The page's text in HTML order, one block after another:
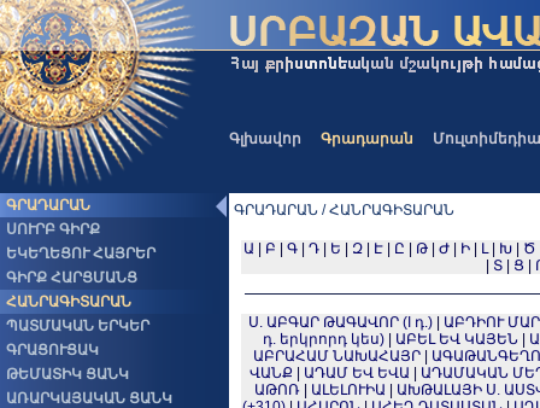
Գլխավոր Գրադարան Մուլտիմեդիա
ԳՐԱԴԱՐԱՆ
ՍՈՒՐԲ ԳԻՐՔ
ԵԿԵՂԵՑՈՒ ՀԱՅՐԵՐ
ԳԻՐՔ ՀԱՐՑՄԱՆՑ
ՀԱՆՐԱԳԻՏԱՐԱՆ
ՊԱՏՄԱԿԱՆ ԵՐԿԵՐ
ԳՐԱՑՈՒՑԱԿ
ԹԵՄԱՏԻԿ ՑԱՆԿ
ԱՌԱՐԿԱՅԱԿԱՆ ՑԱՆԿ
ԳՐԱԴԱՐԱՆ / ՀԱՆՐԱԳԻՏԱՐԱՆ
Ա Բ Գ| Դ| Ե Զ| Է| Ը Թ| Ժ| Ի| Լ| Խ| Ծ
Տ Ց
Ս. ԱԲԳԱՐ ԹԱԳԱՎՈՐ (I դ.)|
ԱԲԴԻՈՒ
դ. երկրորդ կես)
ԱԲԵԼ ԵՎ ԿԱՅԵՆ
ԱԲՐԱՀԱՄ ՆԱԽԱՀԱՅՐ|
ՎԱՆՔ
ԱԴԱՄ ԵՎ ԵՎԱ
ԱԴԱՄԱԿԱՆ
ԱԹՈՌ| ԱԼԵԼՈՒԻԱ
ԱԽԹԱԼԱՅԻ Ս.